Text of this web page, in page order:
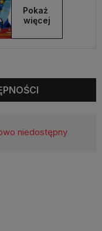
Pokaż
więcej
niedostępny